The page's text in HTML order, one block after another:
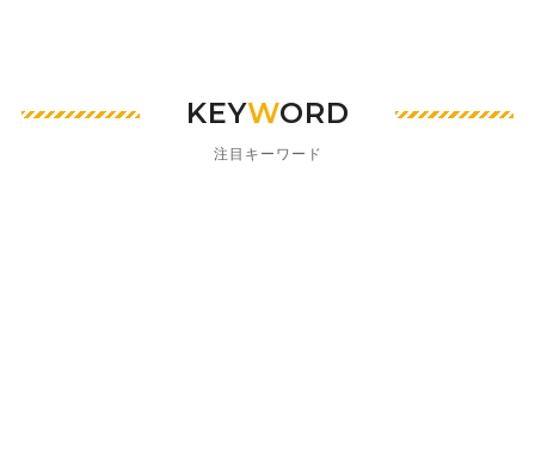
KEYWORD
注目キーワード